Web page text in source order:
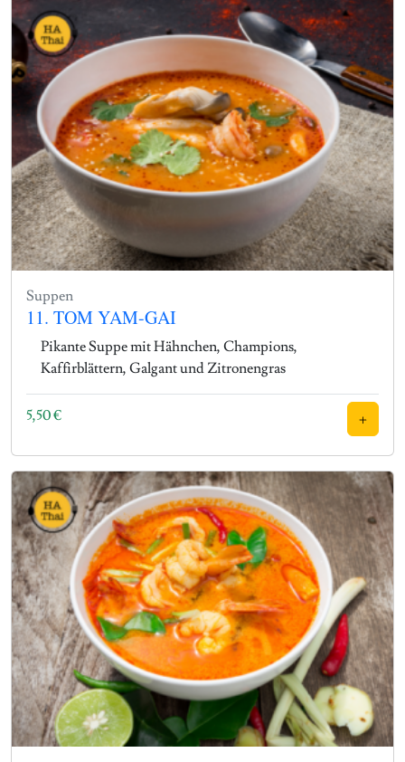
Suppen
11. TOM YAM-GAI
Pikante Suppe mit Hähnchen, Champions,
Kaffirblättern, Galgant und Zitronengras
5,50€ +